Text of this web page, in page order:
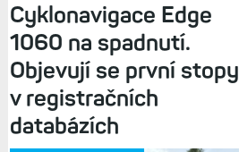
Cyklonavigace Edge
1060 na spadnutí.
Objevují se první stopy
v registračních
databázích